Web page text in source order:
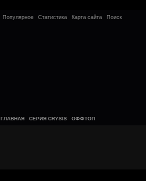
Популярное Статистика Карта сайта Поиск
ГЛАВНАЯ СЕРИЯ CRYSIS ОФФТОП